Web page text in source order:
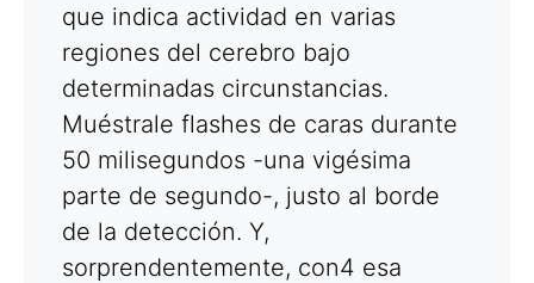
que indica actividad en varias
regiones del cerebro bajo
determinadas circunstancias.
Muéstrale flashes de caras durante
50 milisegundos -una vigésima
parte de segundo-, justo al borde
de la detección. Y,
sorprendentemente, con4 esa